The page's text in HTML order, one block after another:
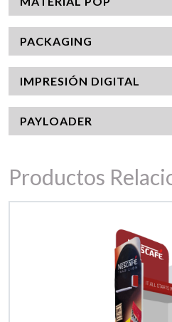
PACKAGING
IMPRESIÓN DIGITAL
PAYLOADER
Productos